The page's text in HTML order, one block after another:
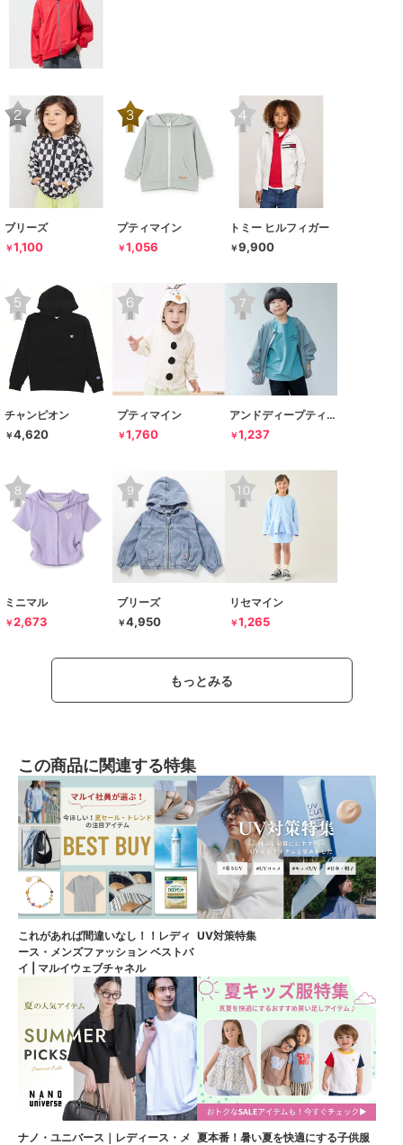
ブリーズ
￥1,100
プティマイン
￥1,056
トミー ヒルフィガー
￥9,900
チャンピオン
￥4,620
プティマイン
￥1,760
アンドディープティマイン
￥1,237
ミニマル
￥2,673
ブリーズ
￥4,950
リセマイン
￥1,265
もっとみる
この商品に関連する特集
これがあれば間違いなし！！レディ
ース・メンズファッション ベストバ
イ | マルイウェブチャネル
UV対策特集
ナノ・ユニバース｜レディース・メ 夏本番！暑い夏を快適にする子供服